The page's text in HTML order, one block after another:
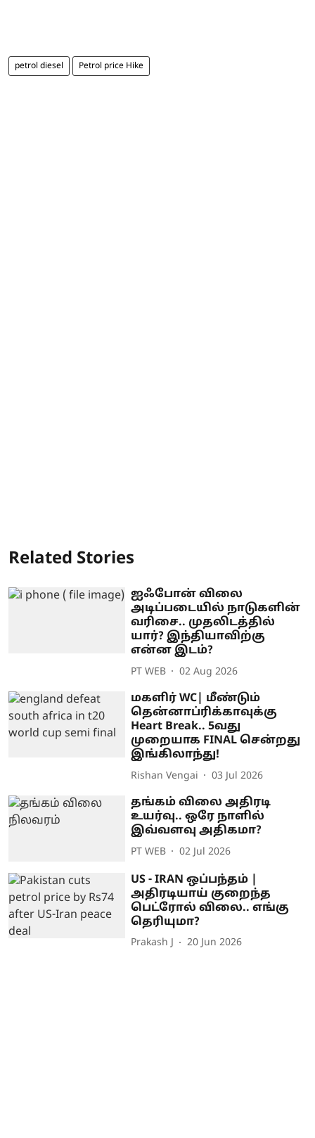
petrol diesel Petrol price Hike
Related Stories
ஐஃபோன் விலை
அடிப்படையில் நாடுகளின்
வரிசை.. முதலிடத்தில்
யார்? இந்தியாவிற்கு
என்ன இடம்?
PT WEB 02 Aug 2026
மகளிர் WC| மீண்டும்
தென்னாப்ரிக்காவுக்கு
Heart Break.. 5வது
முறையாக FINAL சென்றது
இங்கிலாந்து!
Rishan Vengai 03 Jul 2026
தங்கம் விலை அதிரடி
உயர்வு.. ஒரே நாளில்
இவ்வளவு அதிகமா?
PT WEB 02 Jul 2026
US - IRAN ஒப்பந்தம் |
அதிரடியாய் குறைந்த
பெட்ரோல் விலை.. எங்கு
தெரியுமா?
Prakash J 20 Jun 2026